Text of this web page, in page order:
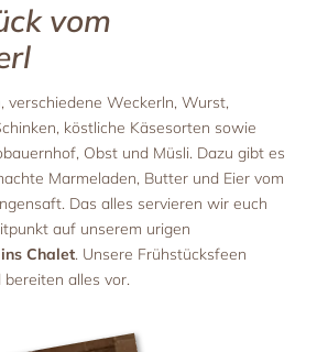
vom
verschiedene Weckerln, Wurst,
köstliche Käsesorten sowie
Obst und Müsli. Dazu gibt es
Marmeladen, Butter und Eier vom
Das alles servieren wir euch
auf unserem urigen
Chalet. Unsere Frühstücksfeen
bereiten alles vor.